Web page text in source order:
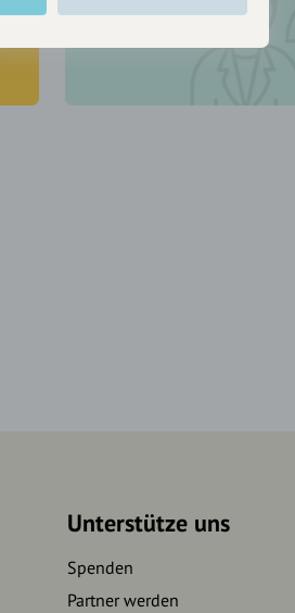
Unterstütze uns
Spenden
Partner werden